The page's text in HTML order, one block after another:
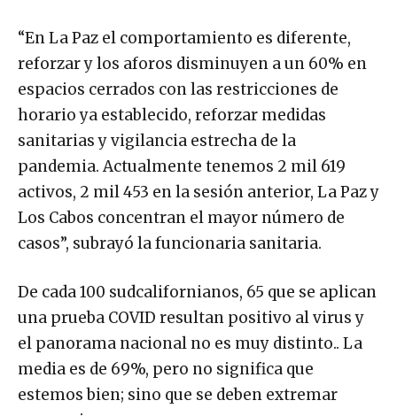
“En La Paz el comportamiento es diferente,
reforzar y los aforos disminuyen a un 60% en
espacios cerrados con las restricciones de
horario ya establecido, reforzar medidas
sanitarias y vigilancia estrecha de la
pandemia. Actualmente tenemos 2 mil 619
activos, 2 mil 453 en la sesión anterior, La Paz y
Los Cabos concentran el mayor número de
casos”, subrayó la funcionaria sanitaria.
De cada 100 sudcalifornianos, 65 que se aplican
una prueba COVID resultan positivo al virus y
el panorama nacional no es muy distinto.. La
media es de 69%, pero no significa que
estemos bien; sino que se deben extremar